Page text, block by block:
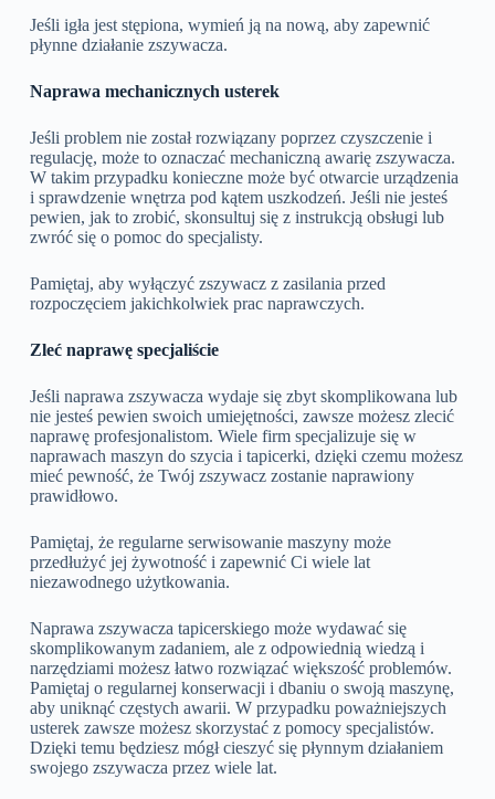
Jeśli igła jest stępiona, wymień ją na nową, aby zapewnić
płynne działanie zszywacza.
Naprawa mechanicznych usterek
Jeśli problem nie został rozwiązany poprzez czyszczenie i
regulację, może to oznaczać mechaniczną awarię zszywacza.
W takim przypadku konieczne może być otwarcie urządzenia
i sprawdzenie wnętrza pod kątem uszkodzeń. Jeśli nie jesteś
pewien, jak to zrobić, skonsultuj się z instrukcją obsługi lub
zwróć się o pomoc do specjalisty.
Pamiętaj, aby wyłączyć zszywacz z zasilania przed
rozpoczęciem jakichkolwiek prac naprawczych.
Zleć naprawę specjaliście
Jeśli naprawa zszywacza wydaje się zbyt skomplikowana lub
nie jesteś pewien swoich umiejętności, zawsze możesz zlecić
naprawę profesjonalistom. Wiele firm specjalizuje się w
naprawach maszyn do szycia i tapicerki, dzięki czemu możesz
mieć pewność, że Twój zszywacz zostanie naprawiony
prawidłowo.
Pamiętaj, że regularne serwisowanie maszyny może
przedłużyć jej żywotność i zapewnić Ci wiele lat
niezawodnego użytkowania.
Naprawa zszywacza tapicerskiego może wydawać się
skomplikowanym zadaniem, ale z odpowiednią wiedzą i
narzędziami możesz łatwo rozwiązać większość problemów.
Pamiętaj o regularnej konserwacji i dbaniu o swoją maszynę,
aby uniknąć częstych awarii. W przypadku poważniejszych
usterek zawsze możesz skorzystać z pomocy specjalistów.
Dzięki temu będziesz mógł cieszyć się płynnym działaniem
swojego zszywacza przez wiele lat.